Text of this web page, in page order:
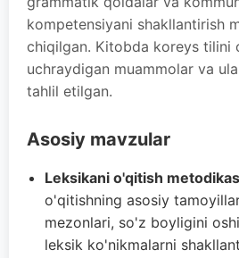
kompetensiyani shakllantirish
chiqilgan. Kitobda koreys tilini
uchraydigan muammolar va
tahlil etilgan.
Asosiy mavzular
Leksikani o'qitish
o'qitishning asosiy
mezonlari, so'z boyligini
leksik ko'nikmalarni